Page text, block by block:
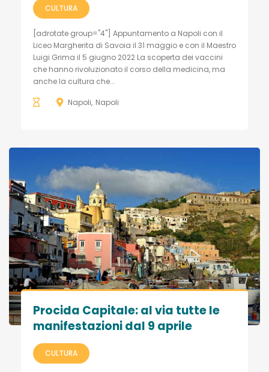
CULTURA
[adrotate group="4"] Appuntamento a Napoli con il
Liceo Margherita di Savoia il 31 maggio e con il Maestro
Luigi Grima il 5 giugno 2022 La scoperta dei vaccini
che hanno rivoluzionato il corso della medicina, ma
anche la cultura che...
Napoli Napoli
Procida Capitale: al via tutte le
manifestazioni dal 9 aprile
CULTURA